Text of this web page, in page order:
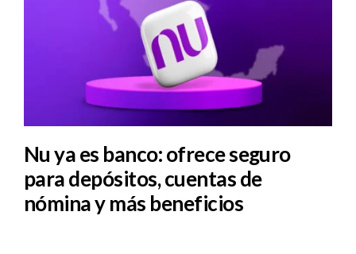
Nu ya es banco: ofrece seguro
para depósitos, cuentas de
nómina y más beneficios